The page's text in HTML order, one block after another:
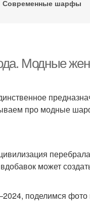
Современные шарфы
Шарф с пуховиком
мужских шарфов
Модные
про модные
может
поделимся фото